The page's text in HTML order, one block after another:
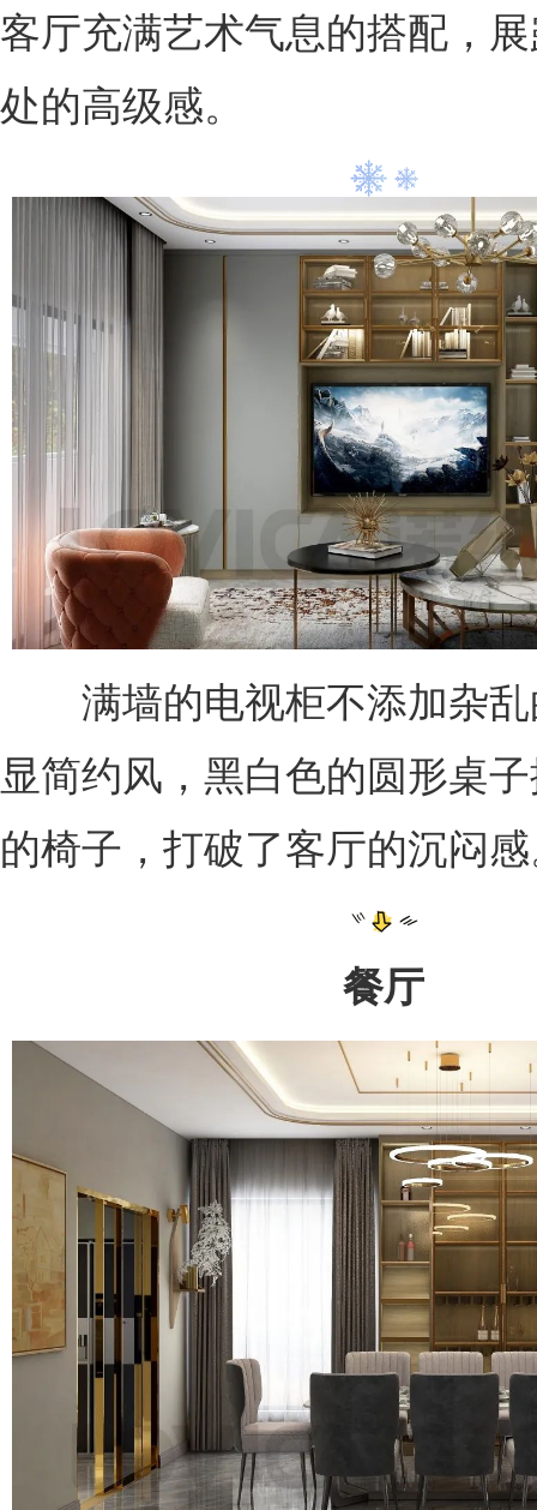
客厅充满艺术气息的搭配，
处的高级感。
满墙的电视柜不添加杂乱
显简约风，黑白色的圆形桌
的椅子，打破了客厅的沉闷
餐厅